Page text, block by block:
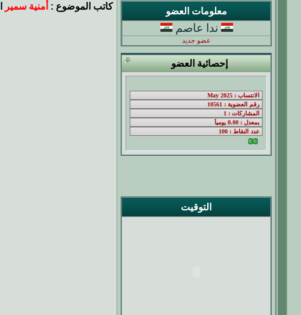
معلومات العضو
ندا عاصم
عضو جديد
إحصائية العضو
التوقيت
كاتب الموضوع : أمنية سمير